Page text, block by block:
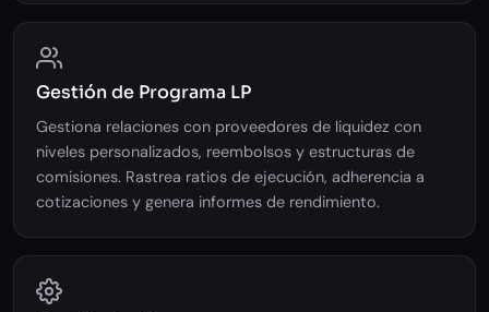
Gestión de Programa LP
Gestiona relaciones con proveedores de liquidez con
niveles personalizados, reembolsos y estructuras de
comisiones. Rastrea ratios de ejecución, adherencia a
cotizaciones y genera informes de rendimiento.